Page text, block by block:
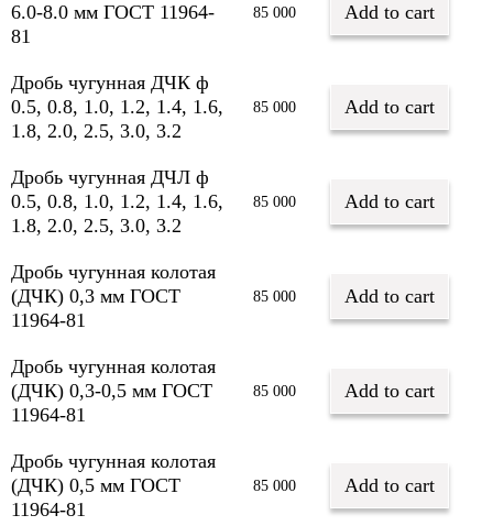
6.0-8.0 мм ГОСТ 11964-
81
85 000 Add to cart
Дробь чугунная ДЧК ф
0.5, 0.8, 1.0, 1.2, 1.4, 1.6,
1.8, 2.0, 2.5, 3.0, 3.2
85 000 Add to cart
Дробь чугунная ДЧЛ ф
0.5, 0.8, 1.0, 1.2, 1.4, 1.6,
1.8, 2.0, 2.5, 3.0, 3.2
85 000 Add to cart
Дробь чугунная колотая
(ДЧК) 0,3 мм ГОСТ
11964-81
85 000 Add to cart
Дробь чугунная колотая
(ДЧК) 0,3-0,5 мм ГОСТ
11964-81
85 000 Add to cart
Дробь чугунная колотая
(ДЧК) 0,5 мм ГОСТ
11964-81
85 000 Add to cart